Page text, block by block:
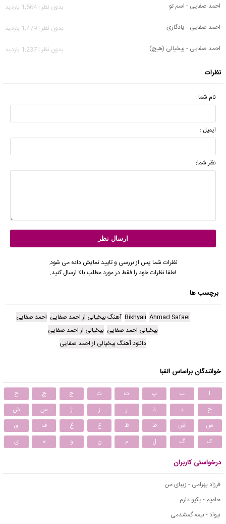
احمد صفایی - اسم تو
بدون نظر | 1,564 بازدید
احمد صفایی - یادگاری
بدون نظر | 1,479 بازدید
احمد صفایی - بیخیالی (هیچ)
بدون نظر | 1,237 بازدید
نظرات
نام شما :
ایمیل :
نظر شما:
نظرات شما پس از بررسی و تایید نمایش داده می شود.
لطفا نظرات خود را فقط در مورد مطلب بالا ارسال کنید.
برچسب ها
Ahmad Safaei
Bikhyali آهنگ بیخیالی از احمد صفایی احمد صفایی
بیخیالی احمد صفایی بیخیالی از احمد صفایی
دانلود آهنگ بیخیالی از احمد صفایی
خوانندگان براساس الفبا
ا ب پ ت ث ج چ
ح
خ
د ذ ر ز ژ س
ش
ص
ض ط ظ ع غ ف
ق
ک
گ ل م ن و ه ی
درخواستی کاربران
فرزاد بهرامی - زیبای من
حامیم - یکیو دارم
نیواد - نیمه گمشدمی